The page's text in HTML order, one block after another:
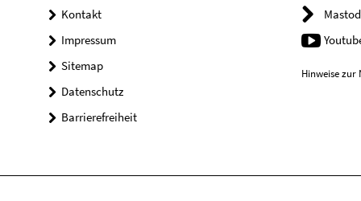
Kontakt
Impressum
Sitemap
Datenschutz
Barrierefreiheit
Hinweise zur